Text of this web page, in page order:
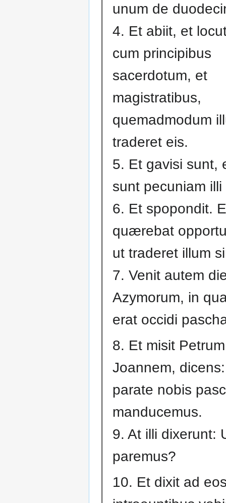
unum de
4. Et abiit, et
cum principibus
sacerdotum, et
magistratibus,
quemadmodum
traderet eis.
5. Et gavisi sunt,
sunt pecuniam illi
6. Et spopondit.
quærebat
ut traderet illum
7. Venit autem
Azymorum, in
erat occidi
8. Et misit
Joannem,
parate nobis
manducemus.
9. At illi dixerunt:
paremus?
10. Et dixit ad